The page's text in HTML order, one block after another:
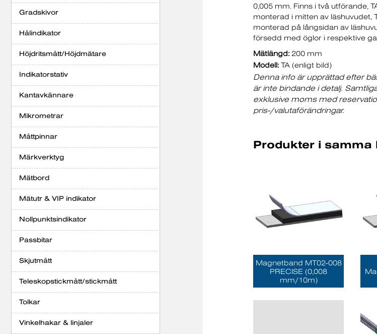
Gradskivor
Hålindikator
Höjdritsmått/Höjdmätare
Indikatorstativ
Kantavkännare
Mikrometrar
Måttpinnar
Märkverktyg
Mätbord
Mätutr & VIP indikator
Nollpunktsindikator
Passbitar
Skjutmått
Teleskopstickmått/stickmått
Tolkar
Vinkelhakar & linjaler
0,005 mm. Finns i två utförande,
monterad i mitten av läshuvudet,
monterad på långsidan av
försedd med öglor i respektive
Mätlängd: 200 mm
Modell: TA (enligt bild)
Denna info är upprättad efter
är inte bindande i detalj.
exklusive moms med
pris-/valutaförändringar.
Produkter i samma
Magnetband MT02-008
PRECISE (0,008
mm/10m)